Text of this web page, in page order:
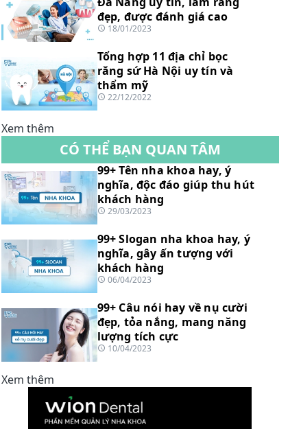
đẹp, được đánh giá cao
18/01/2023
Tổng hợp 11 địa chỉ bọc
răng sứ Hà Nội uy tín và
thẩm mỹ
22/12/2022
Xem thêm
CÓ THỂ BẠN QUAN TÂM
99+ Tên nha khoa hay, ý
nghĩa, độc đáo giúp thu hút
khách hàng
29/03/2023
99+ Slogan nha khoa hay, ý
nghĩa, gây ấn tượng với
khách hàng
06/04/2023
99+ Câu nói hay về nụ cười
đẹp, tỏa nắng, mang năng
lượng tích cực
10/04/2023
Xem thêm